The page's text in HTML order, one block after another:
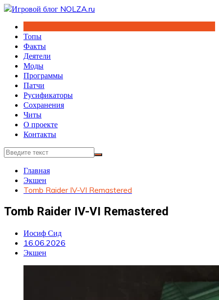
Перейти
содержимому
Топы
Факты
Деятели
Моды
Программы
Патчи
Русификаторы
Сохранения
Читы
О проекте
Контакты
Главная
Экшен
Tomb Raider IV-VI Remastered
Tomb Raider IV-VI Remastered
Иосиф Сид
16.06.2026
Экшен